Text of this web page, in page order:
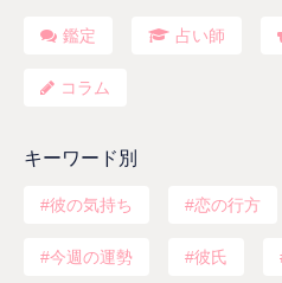
鑑定 占い師
コラム
キーワード別
彼の気持ち 恋の行方
今週の運勢 彼氏